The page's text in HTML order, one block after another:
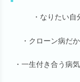
・なりたい自
・クローン病だ
・一生付き合う病